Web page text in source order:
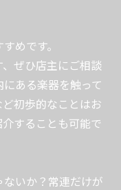
めです。
ぜひ店主にご相談
ある楽器を触って
初歩的なことはお
することも可能で
いか？常連だけが